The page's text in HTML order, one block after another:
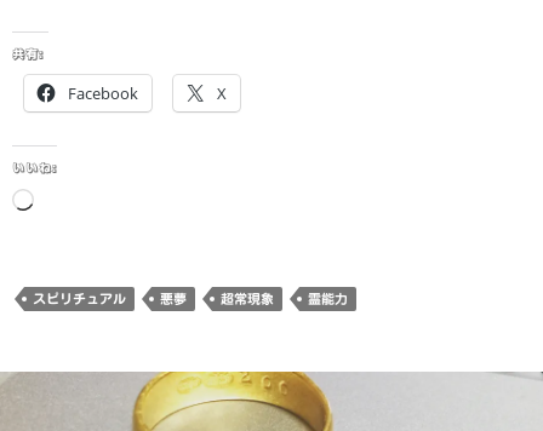
共有:
Facebook X
いいね:
読
み
スピリチュアル 悪夢 超常現象 霊能力